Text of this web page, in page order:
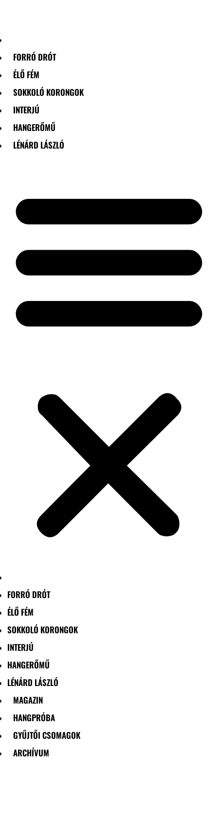
FORRÓ DRÓT
ÉLŐ FÉM
SOKKOLÓ KORONGOK
INTERJÚ
HANGERŐMŰ
LÉNÁRD LÁSZLÓ
FORRÓ DRÓT
ÉLŐ FÉM
SOKKOLÓ KORONGOK
INTERJÚ
HANGERŐMŰ
LÉNÁRD LÁSZLÓ
MAGAZIN
HANGPRÓBA
GYŰJTŐI CSOMAGOK
ARCHÍVUM